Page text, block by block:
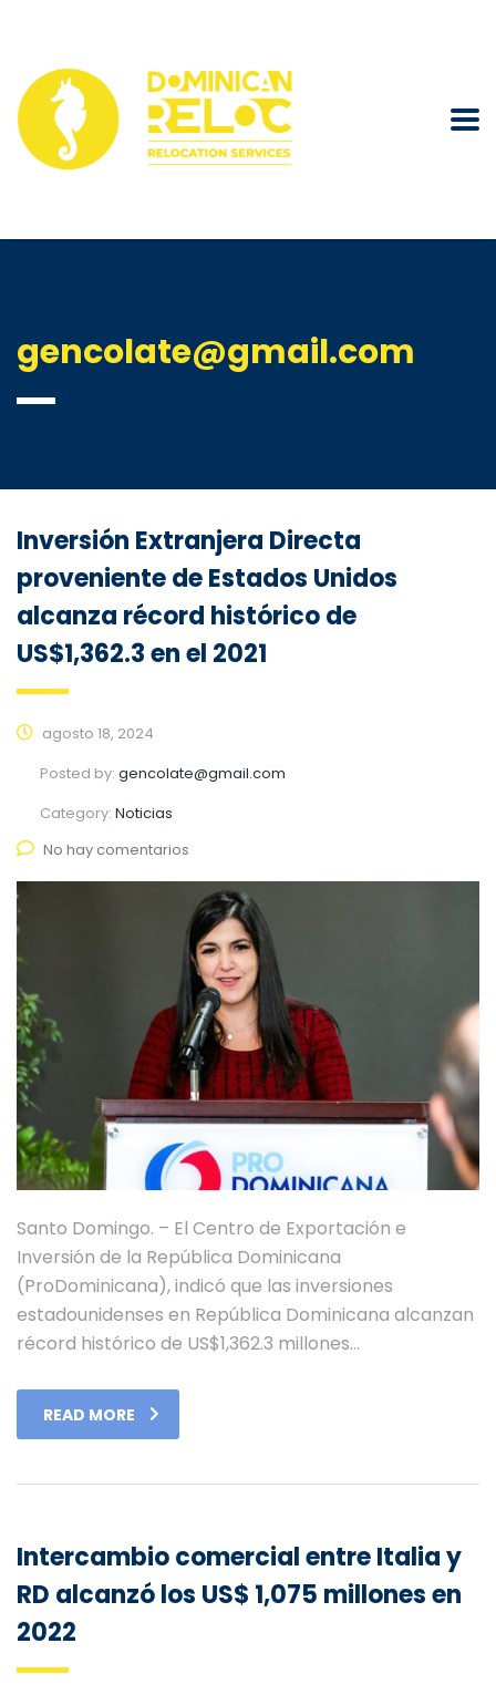
gencolate@gmail.com
Inversión Extranjera Directa
proveniente de Estados Unidos
alcanza récord histórico de
US$1,362.3 en el 2021
agosto 18, 2024
Posted by: gencolate@gmail.com
Category: Noticias
No hay comentarios
Santo Domingo. – El Centro de Exportación e
Inversión de la República Dominicana
(ProDominicana), indicó que las inversiones
estadounidenses en República Dominicana alcanzan
récord histórico de US$1,362.3 millones…
READ MORE
Intercambio comercial entre Italia y
RD alcanzó los US$ 1,075 millones en
2022